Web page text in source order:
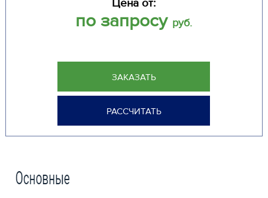
Цена от:
по запросу руб.
ЗАКАЗАТЬ
РАССЧИТАТЬ